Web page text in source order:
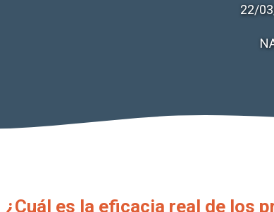
22/
¿Cuál es la eficacia real de los